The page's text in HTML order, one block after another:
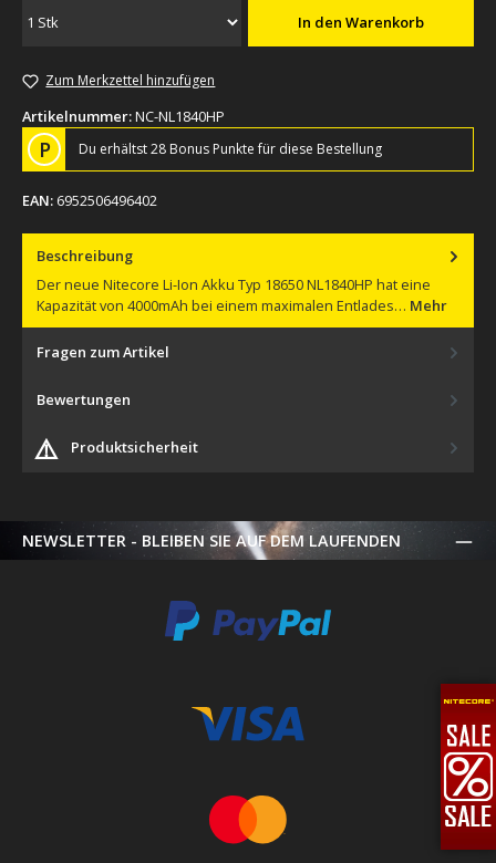
In den Warenkorb
Zum Merkzettel hinzufügen
Artikelnummer:NC-NL1840HP
P Du erhältst 28 Bonus Punkte für diese Bestellung
EAN: 6952506496402
Beschreibung
Der neue Nitecore Li-Ion Akku Typ 18650 NL1840HP hat eine
Kapazität von 4000mAh bei einem maximalen Entlades… Mehr
⚠️ Produktsicherheit
Fragen zum Artikel
Bewertungen
NEWSLETTER - BLEIBEN SIE AUF DEM LAUFENDEN